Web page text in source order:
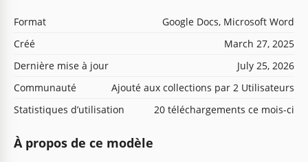
Format
Google Docs, Microsoft Word
Créé
March 27, 2025
Dernière mise à jour
July 25, 2026
Communauté
Ajouté aux collections par 2 Utilisateurs
Statistiques d’utilisation
20 téléchargements ce mois-ci
À propos de ce modèle